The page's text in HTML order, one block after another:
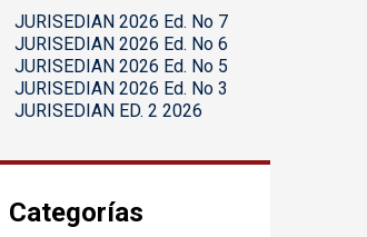
JURISEDIAN 2026 Ed. No 7
JURISEDIAN 2026 Ed. No 6
JURISEDIAN 2026 Ed. No 5
JURISEDIAN 2026 Ed. No 3
JURISEDIAN ED. 2 2026
Categorías